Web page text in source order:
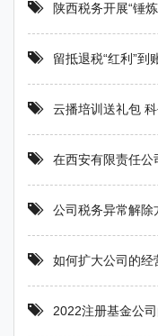
陕西税务开展“锤
留抵退税“红利”到
云播培训送礼包
在西安有限责任公
公司税务异常解除
如何扩大公司的经
2022注册基金公